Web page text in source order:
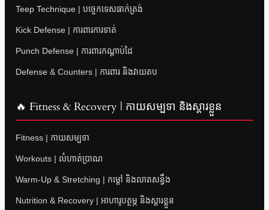
Teep Technique | បច្ចេកទេសធាក់ត្រង់
Kick Defense | ការពារការទាត់
Punch Defense | ការពារកណ្តាប់ដៃ
Defense & Counters | ការពារ និងវាយតប
🔥 Fitness & Recovery | កាយសម្បទា និងស្តារខ្លួន
Fitness | កាយសម្បទា
Workouts | លំហាត់ប្រាណ
Warm-Up & Stretching | កម្តៅ និងលាតសន្ធឹង
Nutrition & Recovery | អាហារូបត្ថម្ភ និងស្តារខ្លួន